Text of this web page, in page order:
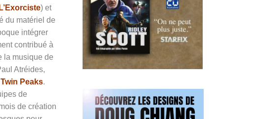
L’Exorciste) et
du matériel de
intégrer
contribué à
la musique de
Atréides,
Twin Peaks.
de
de création